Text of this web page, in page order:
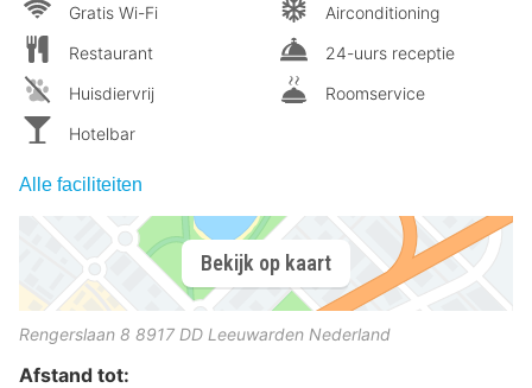
Gratis Wi-Fi
Restaurant
Huisdiervrij
Hotelbar
Airconditioning
24-uurs receptie
Roomservice
Alle faciliteiten
Bekijk op kaart
Rengerslaan 8 8917 DD Leeuwarden Nederland
Afstand tot: